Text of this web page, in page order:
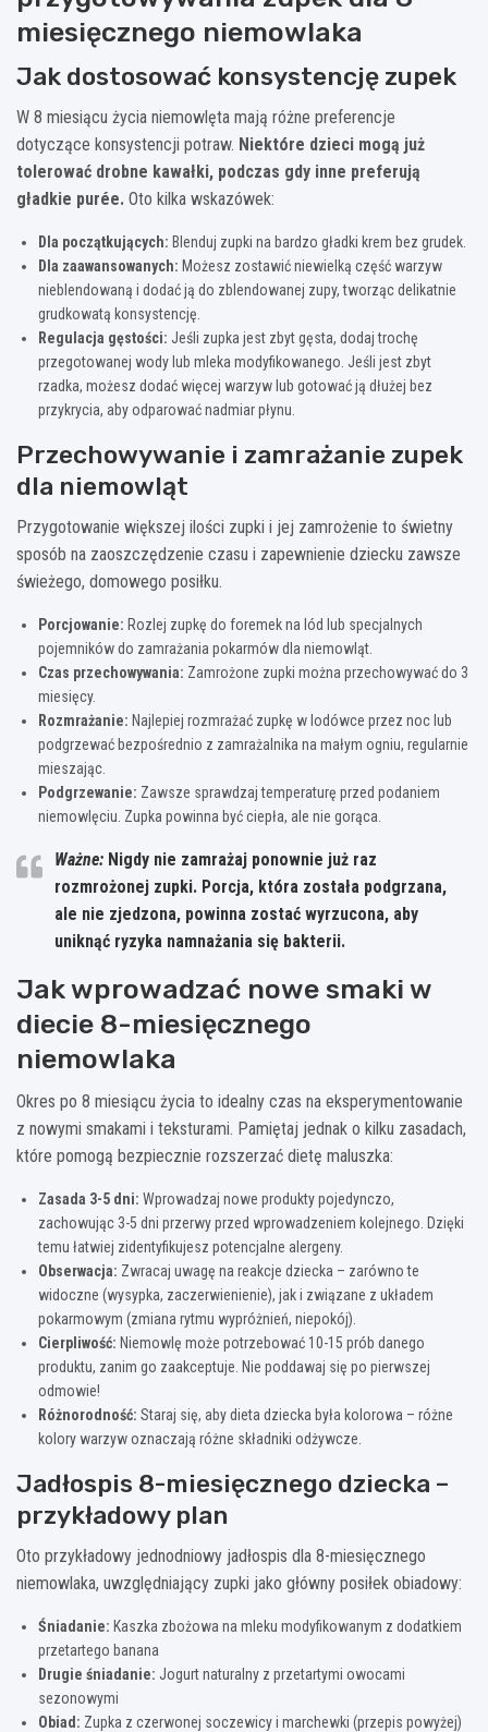
miesięcznego niemowlaka
Jak dostosować konsystencję zupek
W 8 miesiącu życia niemowlęta mają różne preferencje
dotyczące konsystencji potraw. Niektóre dzieci mogą już
tolerować drobne kawałki, podczas gdy inne preferują
gładkie purée. Oto kilka wskazówek:
Dla początkujących: Blenduj zupki na bardzo gładki krem bez grudek.
Dla zaawansowanych: Możesz zostawić niewielką część warzyw
nieblendowaną i dodać ją do zblendowanej zupy, tworząc delikatnie
grudkowatą konsystencję.
Regulacja gęstości: Jeśli zupka jest zbyt gęsta, dodaj trochę
przegotowanej wody lub mleka modyfikowanego. Jeśli jest zbyt
rzadka, możesz dodać więcej warzyw lub gotować ją dłużej bez
przykrycia, aby odparować nadmiar płynu.
Przechowywanie i zamrażanie zupek
dla niemowląt
Przygotowanie większej ilości zupki i jej zamrożenie to świetny
sposób na zaoszczędzenie czasu i zapewnienie dziecku zawsze
świeżego, domowego posiłku.
Porcjowanie: Rozlej zupkę do foremek na lód lub specjalnych
pojemników do zamrażania pokarmów dla niemowląt.
Czas przechowywania: Zamrożone zupki można przechowywać do 3
miesięcy.
Rozmrażanie: Najlepiej rozmrażać zupkę w lodówce przez noc lub
podgrzewać bezpośrednio z zamrażalnika na małym ogniu, regularnie
mieszając.
Podgrzewanie: Zawsze sprawdzaj temperaturę przed podaniem
niemowlęciu. Zupka powinna być ciepła, ale nie gorąca.
Ważne: Nigdy nie zamrażaj ponownie już raz
rozmrożonej zupki. Porcja, która została podgrzana,
ale nie zjedzona, powinna zostać wyrzucona, aby
uniknąć ryzyka namnażania się bakterii.
Jak wprowadzać nowe smaki w
diecie 8-miesięcznego
niemowlaka
Okres po 8 miesiącu życia to idealny czas na eksperymentowanie
z nowymi smakami i teksturami. Pamiętaj jednak o kilku zasadach,
które pomogą bezpiecznie rozszerzać dietę maluszka:
Zasada 3-5 dni: Wprowadzaj nowe produkty pojedynczo,
zachowując 3-5 dni przerwy przed wprowadzeniem kolejnego. Dzięki
temu łatwiej zidentyfikujesz potencjalne alergeny.
Obserwacja: Zwracaj uwagę na reakcje dziecka – zarówno te
widoczne (wysypka, zaczerwienienie), jak i związane z układem
pokarmowym (zmiana rytmu wypróżnień, niepokój).
Cierpliwość: Niemowlę może potrzebować 10-15 prób danego
produktu, zanim go zaakceptuje. Nie poddawaj się po pierwszej
odmowie!
Różnorodność: Staraj się, aby dieta dziecka była kolorowa – różne
kolory warzyw oznaczają różne składniki odżywcze.
Jadłospis 8-miesięcznego dziecka –
przykładowy plan
Oto przykładowy jednodniowy jadłospis dla 8-miesięcznego
niemowlaka, uwzględniający zupki jako główny posiłek obiadowy:
Śniadanie: Kaszka zbożowa na mleku modyfikowanym z dodatkiem
przetartego banana
Drugie śniadanie: Jogurt naturalny z przetartymi owocami
sezonowymi
Obiad: Zupka z czerwonej soczewicy i marchewki (przepis powyżej)